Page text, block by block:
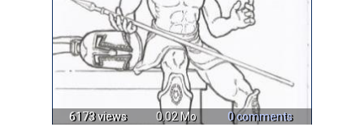
6173 views 0.02 Mo 0 comments